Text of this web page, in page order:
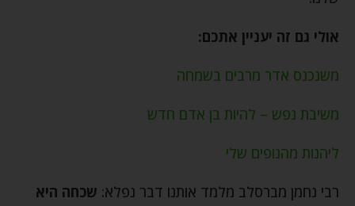
אולי גם זה יעניין אתכם:
משנכנס אדר מרבים בשמחה
משיבת נפש – להיות בן אדם חדש
ליהנות מהנופים שלי
רבי נחמן מברסלב מלמד אותנו דבר נפלא: שכחה היא